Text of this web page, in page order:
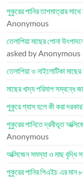
পুকুরের পানির তাপমাত্রার
Anonymous
তেলাপিয়া মাছের পোনা
asked by Anonymous
তেলাপিয়া ও নাইলোটিকা
মাছের খাদ্য পরিমাপ সম্বন্ধে
পুকুরে গ্যাস হলে কী করা
পুকুরের পানিতে দ্রবীভূত
Anonymous
অক্সিজেন সমস্যা ও মাছ বৃদ্ধি
পুকুরের পানির পিএইচ এর মান